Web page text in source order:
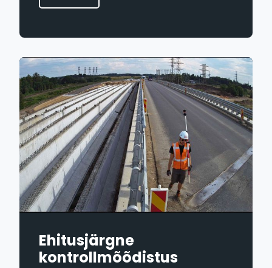
Ehitusjärgne
kontrollmõõdistus